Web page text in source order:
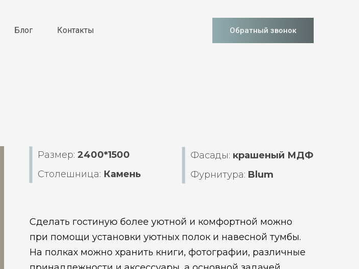
Блог Контакты Обратный звонок
Фурнитура: Blum
Сделать гостиную более уютной и комфортной можно
при помощи установки уютных полок и навесной тумбы.
На полках можно хранить книги, фотографии, различные
Столешница: Камень
Фасады: крашеный МДФ
Размер: 2400*1500